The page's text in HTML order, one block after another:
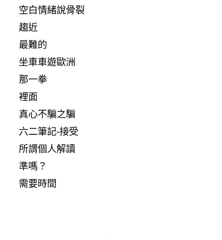
空白情緒說骨裂
趨近
最難的
坐車車遊歐洲
那一拳
裡面
真心不騙之騙
六二筆記-接受
所謂個人解讀
準嗎？
需要時間